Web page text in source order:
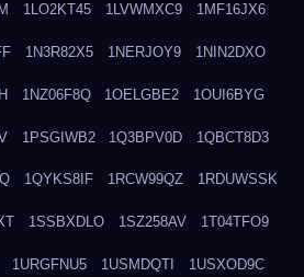
1LO2KT45 1LVWMXC9 1MF16JX6
1N3R82X5 1NERJOY9 1NIN2DXO
1NZ06F8Q 1OELGBE2 1OUI6BYG
1PSGIWB2 1Q3BPV0D 1QBCT8D3
1QYKS8IF 1RCW99QZ 1RDUWSSK
1SSBXDLO 1SZ258AV 1T04TFO9
1URGFNU5 1USMDQTI 1USXOD9C